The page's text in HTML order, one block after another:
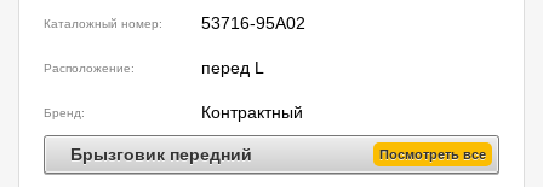
Каталожный номер: 53716-95A02
Расположение: перед L
Бренд: Контрактный
Брызговик передний Посмотреть все